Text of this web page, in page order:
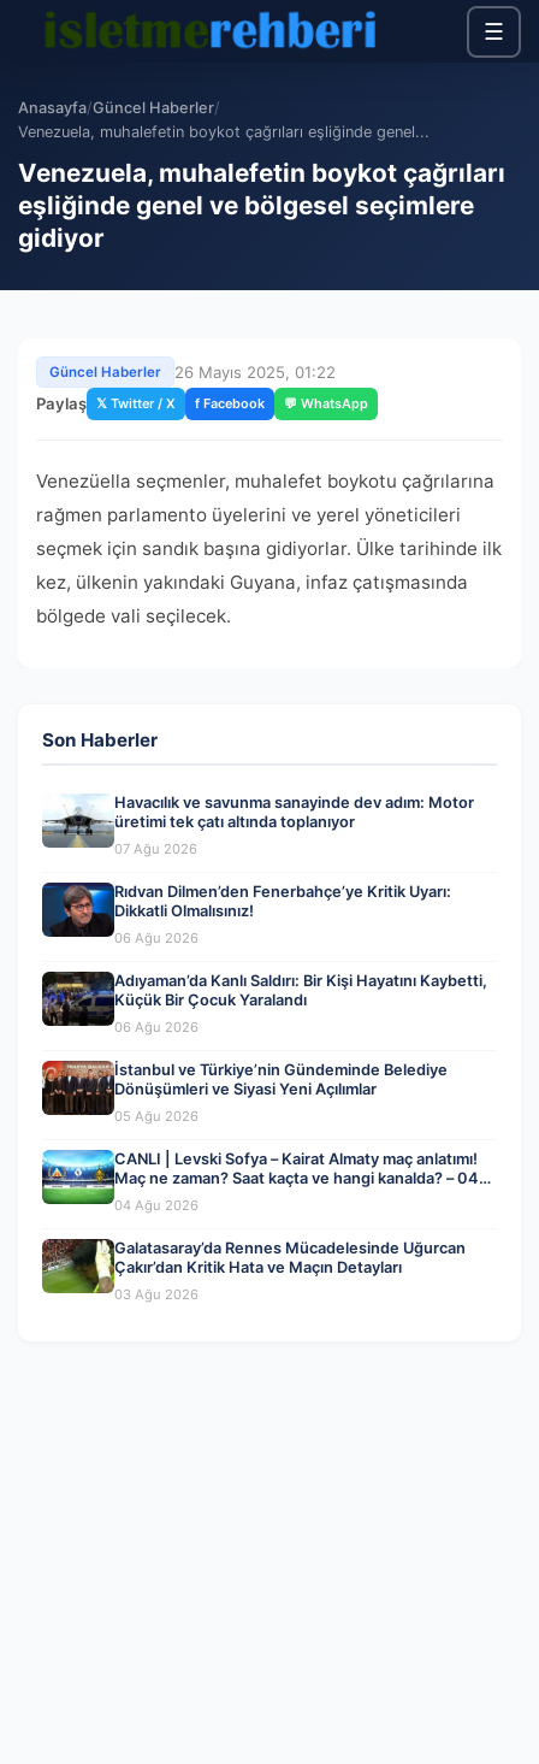
☰
Anasayfa/Güncel Haberler/
Venezuela, muhalefetin boykot çağrıları eşliğinde genel...
Venezuela, muhalefetin boykot çağrıları
eşliğinde genel ve bölgesel seçimlere
gidiyor
Güncel Haberler
26 Mayıs 2025, 01:22
Paylaş 𝕏 Twitter / X f Facebook 💬 WhatsApp
Venezüella seçmenler, muhalefet boykotu çağrılarına
rağmen parlamento üyelerini ve yerel yöneticileri
seçmek için sandık başına gidiyorlar. Ülke tarihinde ilk
kez, ülkenin yakındaki Guyana, infaz çatışmasında
bölgede vali seçilecek.
Son Haberler
Havacılık ve savunma sanayinde dev adım: Motor
üretimi tek çatı altında toplanıyor
07 Ağu 2026
Rıdvan Dilmen’den Fenerbahçe’ye Kritik Uyarı:
Dikkatli Olmalısınız!
06 Ağu 2026
Adıyaman’da Kanlı Saldırı: Bir Kişi Hayatını Kaybetti,
Küçük Bir Çocuk Yaralandı
06 Ağu 2026
İstanbul ve Türkiye’nin Gündeminde Belediye
Dönüşümleri ve Siyasi Yeni Açılımlar
05 Ağu 2026
CANLI | Levski Sofya – Kairat Almaty maç anlatımı!
Maç ne zaman? Saat kaçta ve hangi kanalda? – 04
Ağustos 2026
04 Ağu 2026
Galatasaray’da Rennes Mücadelesinde Uğurcan
Çakır’dan Kritik Hata ve Maçın Detayları
03 Ağu 2026